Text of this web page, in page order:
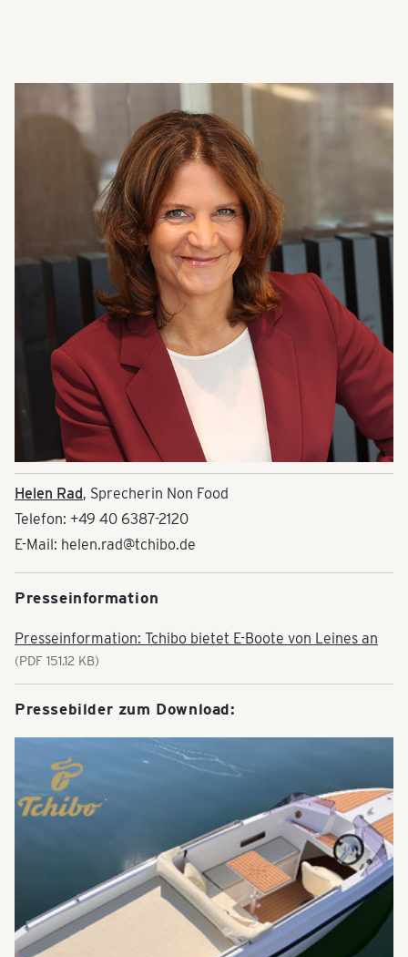
Helen Rad, Sprecherin Non Food
Telefon: +49 40 6387-2120
E-Mail: helen.rad@tchibo.de
Presseinformation
Presseinformation: Tchibo bietet E-Boote von Leines an
(PDF 151.12 KB)
Pressebilder zum Download: